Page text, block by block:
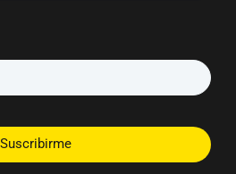
Suscribirme